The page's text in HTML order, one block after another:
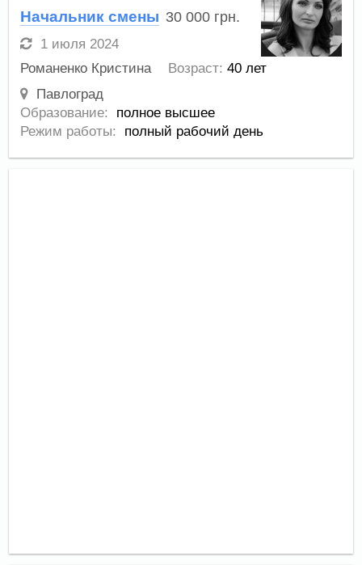
Начальник смены 30 000 грн.
1 июля 2024
Романенко Кристина
Возраст: 40 лет
Павлоград
Образование:
полное высшее
Режим работы:
полный рабочий день